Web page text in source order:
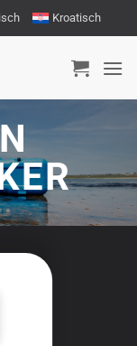
Kroatisch